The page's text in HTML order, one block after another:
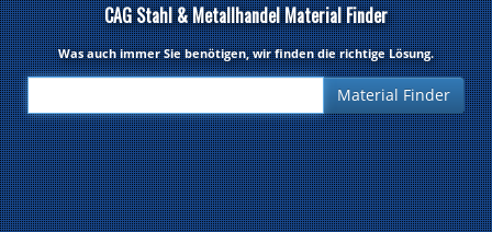
CAG Stahl & Metallhandel Material Finder
Was auch immer Sie benötigen, wir finden die richtige Lösung.